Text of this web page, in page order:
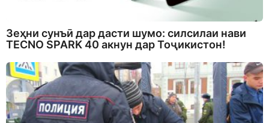
Зеҳни сунъӣ дар дасти шумо: силсилаи нави
TECNO SPARK 40 акнун дар Тоҷикистон!